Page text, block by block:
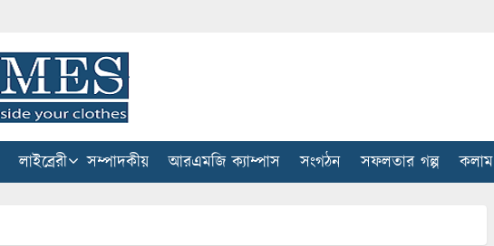
লাইব্রেরী সম্পাদকীয় আরএমজি ক্যাম্পাস সংগঠন সফলতার গল্প কলাম